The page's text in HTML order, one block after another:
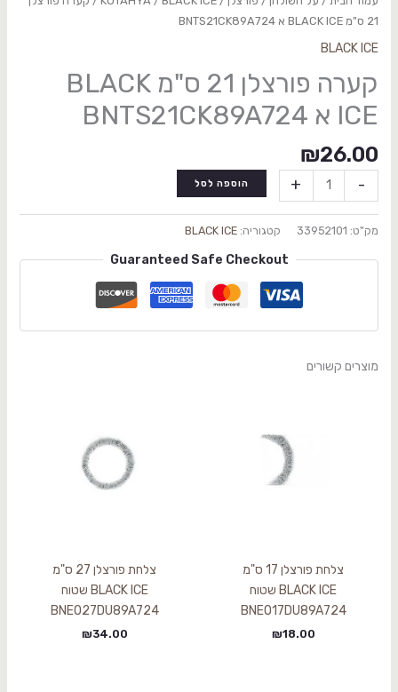
21 ס"מ BLACK ICE א BNTS21CK89A724
BLACK ICE
קערה פורצלן 21 ס"מ BLACK
ICE א BNTS21CK89A724
₪26.00
-
+ הוספה לסל
מק"ט: 33952101 קטגוריה: BLACK ICE
Guaranteed Safe Checkout
מוצרים קשורים
צלחת פורצלן 17 ס"מ
BLACK ICE שטוח
BNEO17DU89A724
₪18.00
צלחת פורצלן 27 ס"מ
BLACK ICE שטוח
BNEO27DU89A724
₪34.00